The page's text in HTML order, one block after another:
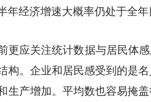
年经济增速大概率仍处于全年
更应关注统计数据与居民体
构。企业和居民感受到的是
生产增加。平均数也容易掩